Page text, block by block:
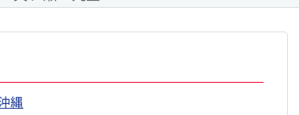
縄